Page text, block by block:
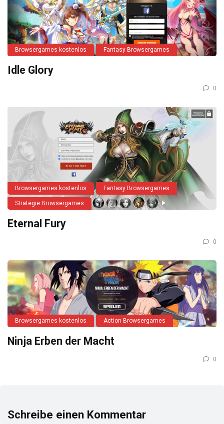
Browsergames kostenlos Fantasy Browsergames
Idle Glory
0
Browsergames kostenlos Fantasy Browsergames
Strategie Browsergames
Eternal Fury
0
Browsergames kostenlos Action Browsergames
Ninja Erben der Macht
0
Schreibe einen Kommentar